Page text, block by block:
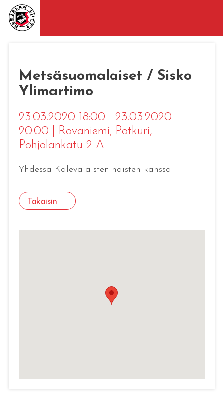
Metsäsuomalaiset / Sisko
Ylimartimo
23.03.2020 18:00 - 23.03.2020
20:00
Rovaniemi, Potkuri,
Pohjolankatu 2 A
Yhdessä Kalevalaisten naisten kanssa
Takaisin